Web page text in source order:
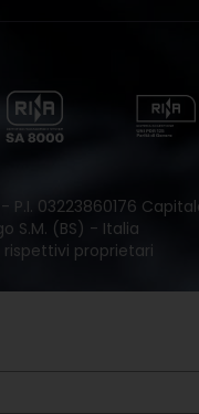
03223860176
S.M. (BS) - Italia
proprietari